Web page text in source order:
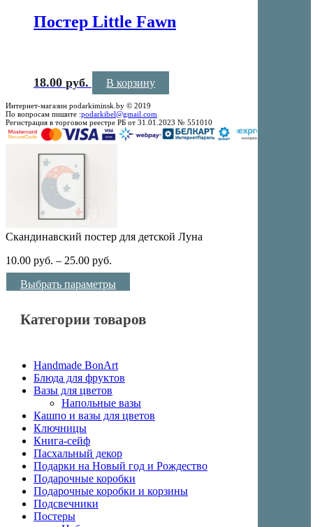
Постер Little Fawn
18.00 руб. В корзину
Интернет-магазин podarkiminsk.by © 2019
По вопросам пишите :podarkibel@gmail.com
Регистрация в торговом реестре РБ от 31.01.2023 № 551010
Скандинавский постер для детской Луна
10.00 руб. – 25.00 руб.
Выбрать параметры
Категории товаров
Handmade BonArt
Блюда для фруктов
Вазы для цветов
Напольные вазы
Кашпо и вазы для цветов
Ключницы
Книга-сейф
Пасхальный декор
Подарки на Новый год и Рождество
Подарочные коробки
Подарочные коробки и корзины
Подсвечники
Постеры